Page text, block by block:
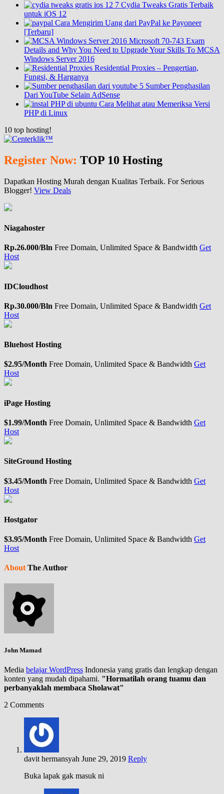
7 Cydia Tweaks Gratis Terbaik
untuk iOS 12
Cara Mengirim Uang dari PayPal ke Payoneer
[Terbaru]
Microsoft 70-743 Exam
Details and Why You Need to Upgrade Your Skills To MCSA
Windows Server 2016
Residential Proxies – Pengertian,
Fungsi, & Harganya
5 Sumber Penghasilan
Dari YouTube Selain AdSense
Cara Melihat atau Memeriksa Versi
PHP di Linux
10 top hosting!
Register Now: TOP 10 Hosting
Dapatkan Hosting Murah dengan Kualitas Terbaik. For Serious
Blogger! View Deals
Niagahoster
Rp.26.000/Bln Free Domain, Unlimited Space & Bandwidth Get
Host
IDCloudhost
Rp.30.000/Bln Free Domain, Unlimited Space & Bandwidth Get
Host
Bluehost Hosting
$2.95/Month Free Domain, Unlimited Space & Bandwidth Get
Host
iPage Hosting
$1.99/Month Free Domain, Unlimited Space & Bandwidth Get
Host
SiteGround Hosting
$3.45/Month Free Domain, Unlimited Space & Bandwidth Get
Host
Hostgator
$3.95/Month Free Domain, Unlimited Space & Bandwidth Get
Host
About The Author
John Mamad
Media belajar WordPress Indonesia yang gratis dan lengkap dengan
konten yang mudah dipahami. "Hormatilah orang tuamu dan
perbanyaklah membaca Sholawat"
2 Comments
davit hermansyah June 29, 2019 Reply
Buka lapak gak masuk ni